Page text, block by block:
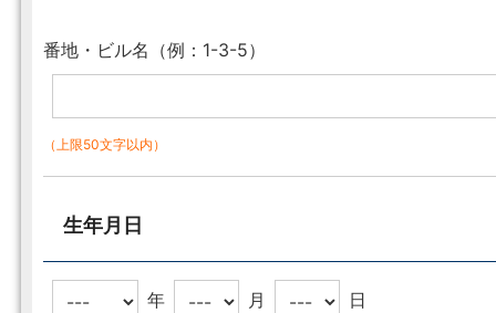
番地・ビル名（例：1-3-5）
（上限50文字以内）
生年月日
年 月 日